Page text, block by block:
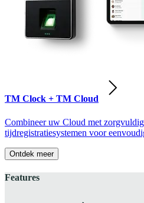
TM Clock + TM Cloud
Combineer uw Cloud met
tijdregistratiesystemen voor
Ontdek meer
Features